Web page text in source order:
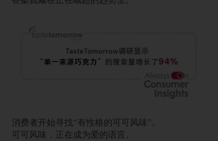
消费者开始寻找“有性格的可可风味”。
可可风味，正在成为爱的语言。